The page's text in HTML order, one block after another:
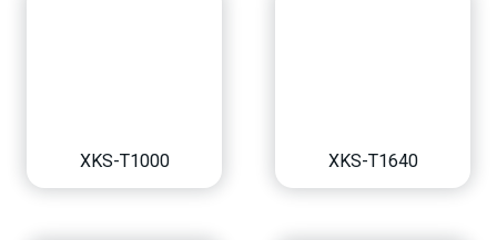
XKS-T1000 XKS-T1640